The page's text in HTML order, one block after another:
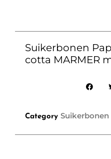
Suikerbonen
cotta MARMER
Category Suikerbonen